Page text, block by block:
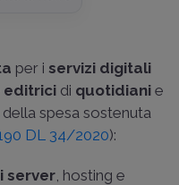
per i servizi digitali
editrici di quotidiani e
della spesa sostenuta
DL 34/2020):
server , hosting e